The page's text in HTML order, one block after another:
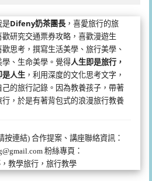
是Difeny奶茶團長 ，喜愛旅行的旅
歡研究交通票券攻略，喜歡漫遊生
思考，撰寫生活美學、旅行美學、
學、生命美學。覺得人生即是旅行，
是人生 ，利用深度的文化思考文字，
己的旅行記錄。因為教養孩子，帶著
行，於是有著背包式的浪漫旅行教養
按連結)合作提案、講座聯絡資訊：
粉絲專頁：
教學旅行，旅行教學